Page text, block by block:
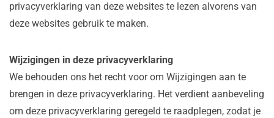
privacyverklaring van deze websites te lezen alvorens van
deze websites gebruik te maken.
Wijzigingen in deze privacyverklaring
We behouden ons het recht voor om Wijzigingen aan te
brengen in deze privacyverklaring. Het verdient aanbeveling
om deze privacyverklaring geregeld te raadplegen, zodat je